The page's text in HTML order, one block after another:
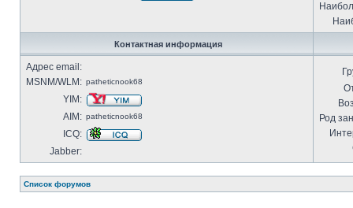
Контактная информация
Адрес email:
MSNM/WLM: patheticnook68
YIM:
AIM: patheticnook68
ICQ:
Jabber:
Род
Список форумов